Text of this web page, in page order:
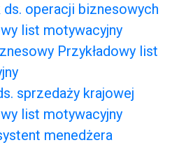
ds. operacji biznesowych
list motywacyjny
Przykładowy list
sprzedaży krajowej
list motywacyjny
menedżera